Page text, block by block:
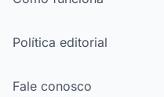
Política editorial
Fale conosco